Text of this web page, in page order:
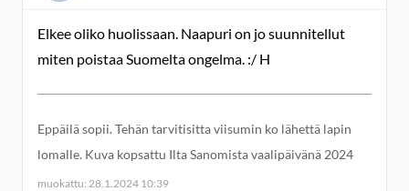
Elkee oliko huolissaan. Naapuri on jo suunnitellut
miten poistaa Suomelta ongelma. :/ H
Eppäilä sopii. Tehän tarvitisitta viisumin ko lähettä lapin
lomalle. Kuva kopsattu Ilta Sanomista vaalipäivänä 2024
muokattu: 28.1.2024 10:39